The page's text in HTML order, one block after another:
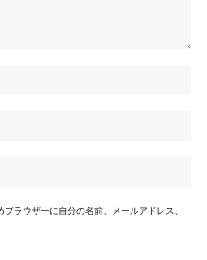
ラウザーに自分の名前、メールアドレス、